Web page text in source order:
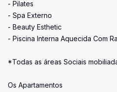
- Pilates
- Spa Externo
- Beauty Esthetic
- Piscina Interna Aquecida Com
*Todas as áreas Sociais
Os Apartamentos